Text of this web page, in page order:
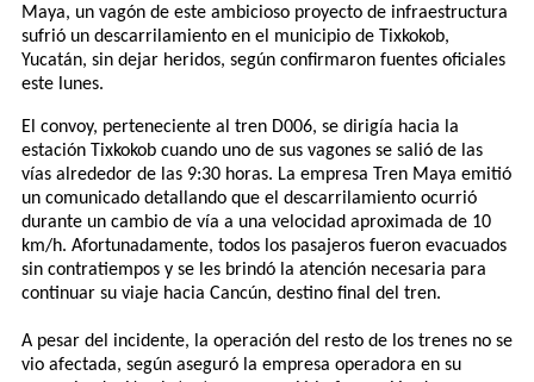
Maya, un vagón de este ambicioso proyecto de infraestructura
sufrió un descarrilamiento en el municipio de Tixkokob,
Yucatán, sin dejar heridos, según confirmaron fuentes oficiales
este lunes.
El convoy, perteneciente al tren D006, se dirigía hacia la
estación Tixkokob cuando uno de sus vagones se salió de las
vías alrededor de las 9:30 horas. La empresa Tren Maya emitió
un comunicado detallando que el descarrilamiento ocurrió
durante un cambio de vía a una velocidad aproximada de 10
km/h. Afortunadamente, todos los pasajeros fueron evacuados
sin contratiempos y se les brindó la atención necesaria para
continuar su viaje hacia Cancún, destino final del tren.
A pesar del incidente, la operación del resto de los trenes no se
vio afectada, según aseguró la empresa operadora en su